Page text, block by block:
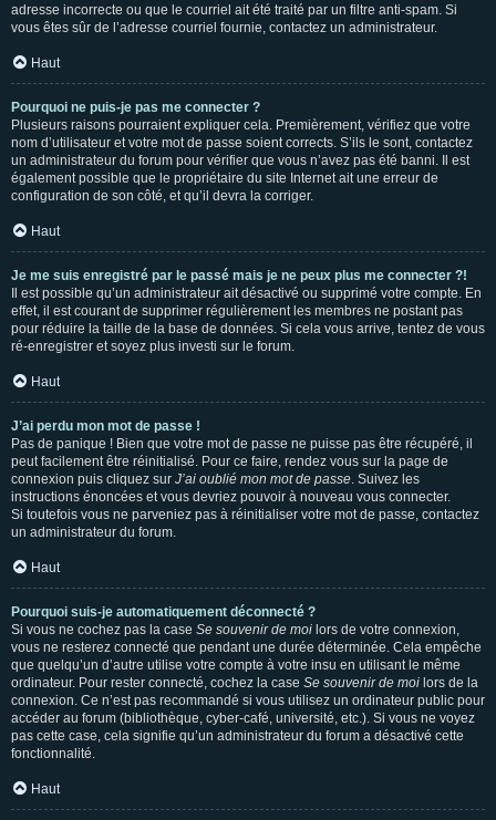
adresse incorrecte ou que le courriel ait été traité par un filtre anti-spam. Si
vous êtes sûr de l’adresse courriel fournie, contactez un administrateur.
Haut
Pourquoi ne puis-je pas me connecter ?
Plusieurs raisons pourraient expliquer cela. Premièrement, vérifiez que votre
nom d’utilisateur et votre mot de passe soient corrects. S’ils le sont, contactez
un administrateur du forum pour vérifier que vous n’avez pas été banni. Il est
également possible que le propriétaire du site Internet ait une erreur de
configuration de son côté, et qu’il devra la corriger.
Haut
Je me suis enregistré par le passé mais je ne peux plus me connecter ?!
Il est possible qu’un administrateur ait désactivé ou supprimé votre compte. En
effet, il est courant de supprimer régulièrement les membres ne postant pas
pour réduire la taille de la base de données. Si cela vous arrive, tentez de vous
ré-enregistrer et soyez plus investi sur le forum.
Haut
J’ai perdu mon mot de passe !
Pas de panique ! Bien que votre mot de passe ne puisse pas être récupéré, il
peut facilement être réinitialisé. Pour ce faire, rendez vous sur la page de
connexion puis cliquez sur J’ai oublié mon mot de passe. Suivez les
instructions énoncées et vous devriez pouvoir à nouveau vous connecter.
Si toutefois vous ne parveniez pas à réinitialiser votre mot de passe, contactez
un administrateur du forum.
Haut
Pourquoi suis-je automatiquement déconnecté ?
Si vous ne cochez pas la case Se souvenir de moi lors de votre connexion,
vous ne resterez connecté que pendant une durée déterminée. Cela empêche
que quelqu’un d’autre utilise votre compte à votre insu en utilisant le même
ordinateur. Pour rester connecté, cochez la case Se souvenir de moi lors de la
connexion. Ce n’est pas recommandé si vous utilisez un ordinateur public pour
accéder au forum (bibliothèque, cyber-café, université, etc.). Si vous ne voyez
pas cette case, cela signifie qu’un administrateur du forum a désactivé cette
fonctionnalité.
Haut